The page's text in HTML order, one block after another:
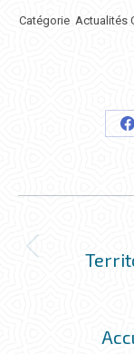
Catégorie Actualités
NAVIGATION
DE
COMMENTAIRE